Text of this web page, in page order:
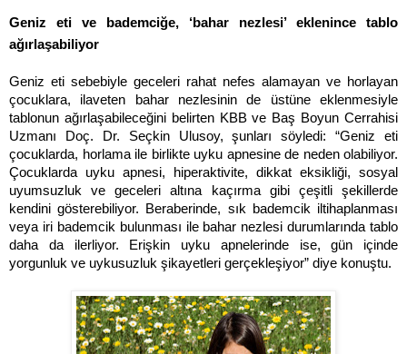
Geniz eti ve bademciğe, ‘bahar nezlesi’ eklenince tablo
ağırlaşabiliyor
Geniz eti sebebiyle geceleri rahat nefes alamayan ve horlayan
çocuklara, ilaveten bahar nezlesinin de üstüne eklenmesiyle
tablonun ağırlaşabileceğini belirten KBB ve Baş Boyun Cerrahisi
Uzmanı Doç. Dr. Seçkin Ulusoy, şunları söyledi: “Geniz eti
çocuklarda, horlama ile birlikte uyku apnesine de neden olabiliyor.
Çocuklarda uyku apnesi, hiperaktivite, dikkat eksikliği, sosyal
uyumsuzluk ve geceleri altına kaçırma gibi çeşitli şekillerde
kendini gösterebiliyor. Beraberinde, sık bademcik iltihaplanması
veya iri bademcik bulunması ile bahar nezlesi durumlarında tablo
daha da ilerliyor. Erişkin uyku apnelerinde ise, gün içinde
yorgunluk ve uykusuzluk şikayetleri gerçekleşiyor” diye konuştu.